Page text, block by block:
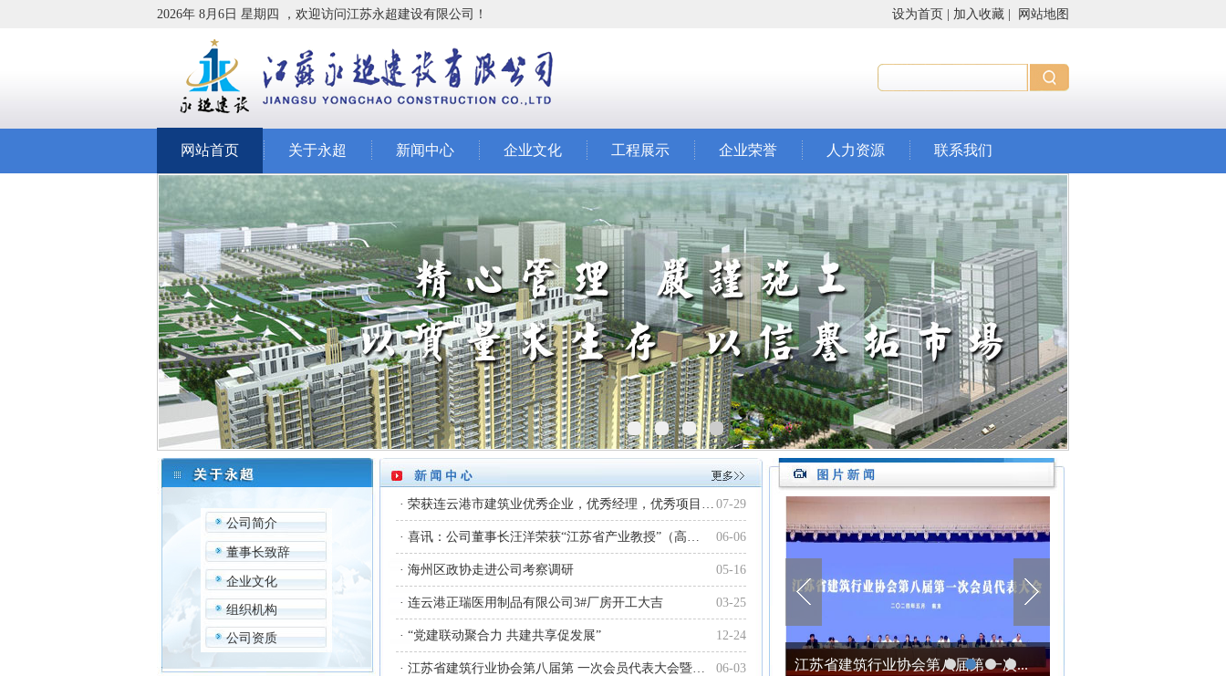
2026年 8月6日 星期四 ，欢迎访问江苏永超建设有限公司！ 设为首页 加入收藏 网站地图
网站首页 关于永超 新闻中心 企业文化 工程展示 企业荣誉 人力资源 联系我们
公司简介
董事长致辞
企业文化
组织机构
公司资质
07-29
· 荣获连云港市建筑业优秀企业，优秀经理，优秀项目…
06-06
· 喜讯：公司董事长汪洋荣获“江苏省产业教授”（高…
05-16
· 海州区政协走进公司考察调研
03-25
· 连云港正瑞医用制品有限公司3#厂房开工大吉
12-24
· “党建联动聚合力 共建共享促发展”
06-03
· 江苏省建筑行业协会第八届第 一次会员代表大会暨… 江苏省建筑行业协会第八届第 一次...